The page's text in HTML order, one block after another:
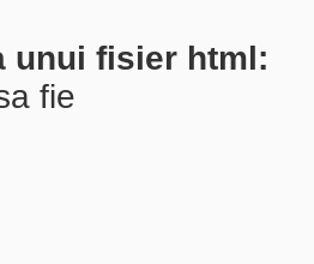
unui fisier html:
fie